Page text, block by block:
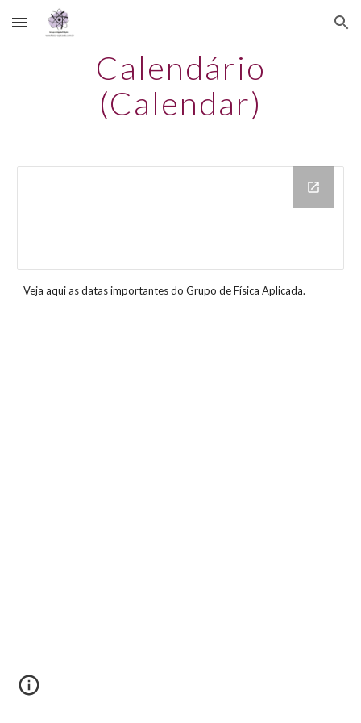
Skip to main content Skip to navigation
Calendário
(Calendar)
Veja aqui as datas importantes do Grupo de Física Aplicada.